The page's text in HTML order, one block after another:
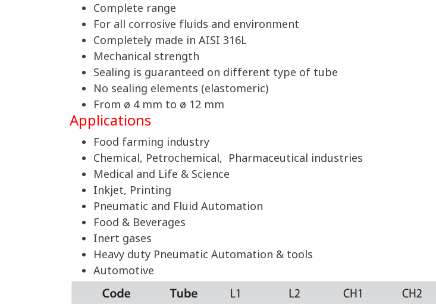
Complete range
For all corrosive fluids and environment
Completely made in AISI 316L
Mechanical strength
Sealing is guaranteed on different type of tube
No sealing elements (elastomeric)
From ø 4 mm to ø 12 mm
Applications
Food farming industry
Chemical, Petrochemical, Pharmaceutical industries
Medical and Life & Science
Inkjet, Printing
Pneumatic and Fluid Automation
Food & Beverages
Inert gases
Heavy duty Pneumatic Automation & tools
Automotive